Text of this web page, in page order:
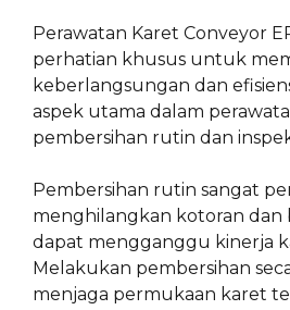
Perawatan Karet Conveyor
perhatian khusus untuk
keberlangsungan dan
aspek utama dalam
pembersihan rutin dan
Pembersihan rutin sangat
menghilangkan kotoran dan
dapat mengganggu kinerja
Melakukan pembersihan
menjaga permukaan karet